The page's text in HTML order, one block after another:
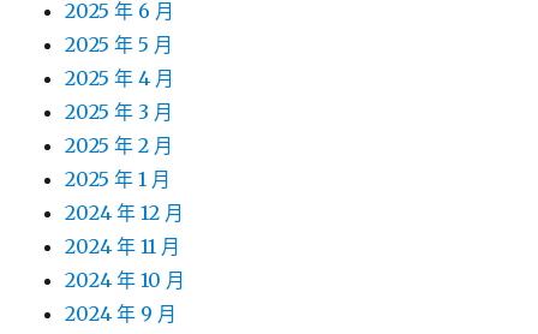
2025 年 6 月
2025 年 5 月
2025 年 4 月
2025 年 3 月
2025 年 2 月
2025 年 1 月
2024 年 12 月
2024 年 11 月
2024 年 10 月
2024 年 9 月